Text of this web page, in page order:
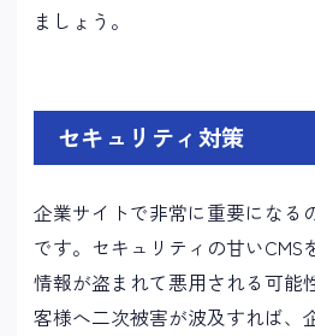
ましょう。
セキュリティ対策
企業サイトで非常に重要になる
です。セキュリティの甘いCMS
情報が盗まれて悪用される可能
客様へ二次被害が波及すれば、